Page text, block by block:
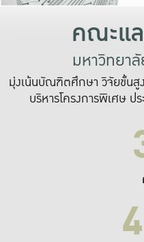
คณะแ
มหาวิทยา
มุ่งเน้นบัณฑิตศึกษา วิจัยขั้นสู
บริหารโครงการพิเศษ ป